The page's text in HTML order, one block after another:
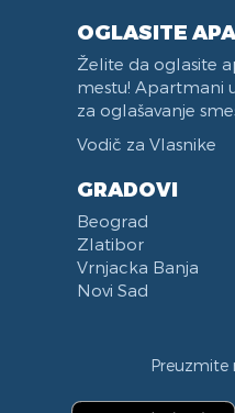
OGLASITE
Želite da oglasite
mestu! Apartmani
za oglašavanje
Vodič za Vlasnike
GRADOVI
Beograd
Zlatibor
Vrnjacka Banja
Novi Sad
Preuzmite